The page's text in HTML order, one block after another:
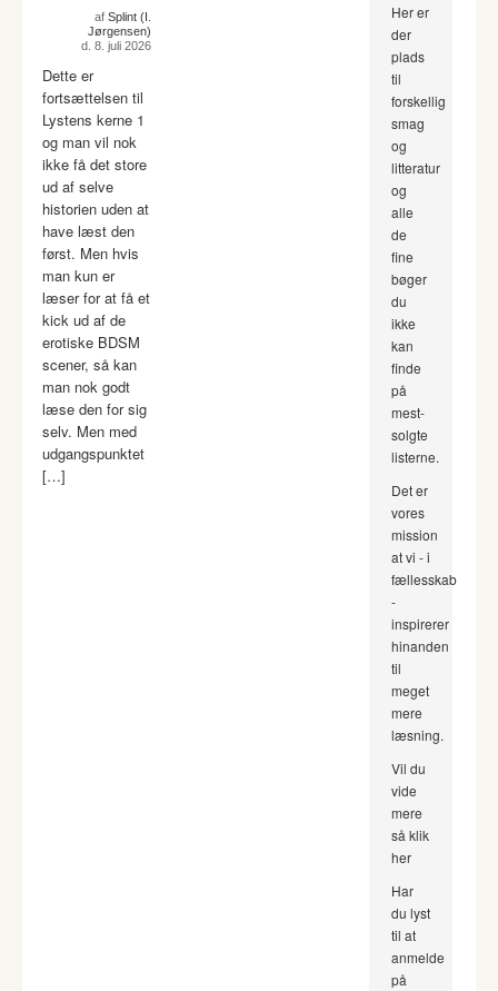
af Splint (I.
Jørgensen)
d. 8. juli 2026
Dette er
fortsættelsen til
Lystens kerne 1
og man vil nok
ikke få det store
ud af selve
historien uden at
have læst den
først. Men hvis
man kun er
læser for at få et
kick ud af de
erotiske BDSM
scener, så kan
man nok godt
læse den for sig
selv. Men med
udgangspunktet
[…]
Her er
der
plads
til
forskellig
smag
og
litteratur
og
alle
de
fine
bøger
du
ikke
kan
finde
på
mest-
solgte
listerne.
Det er
vores
mission
at vi - i
fællesskab
-
inspirerer
hinanden
til
meget
mere
læsning.
Vil du
vide
mere
så klik
her
Har
du lyst
til at
anmelde
på